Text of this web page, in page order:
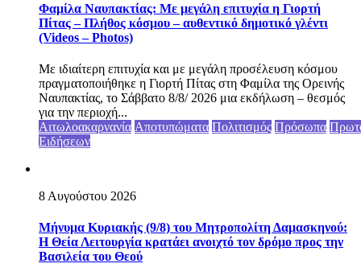
Φαμίλα Ναυπακτίας: Με μεγάλη επιτυχία η Γιορτή
Πίτας – Πλήθος κόσμου – αυθεντικό δημοτικό γλέντι
(Videos – Photos)
Με ιδιαίτερη επιτυχία και με μεγάλη προσέλευση κόσμου
πραγματοποιήθηκε η Γιορτή Πίτας στη Φαμίλα της Ορεινής
Ναυπακτίας, το Σάββατο 8/8/ 2026 μια εκδήλωση – θεσμός
για την περιοχή...
Αιτωλοακαρνανία Αποτυπώματα Πολιτισμός Πρόσωπα
Ειδήσεων
8 Αυγούστου 2026
Μήνυμα Κυριακής (9/8) του Μητροπολίτη Δαμασκηνού:
Η Θεία Λειτουργία κρατάει ανοιχτό τον δρόμο προς την
Βασιλεία του Θεού